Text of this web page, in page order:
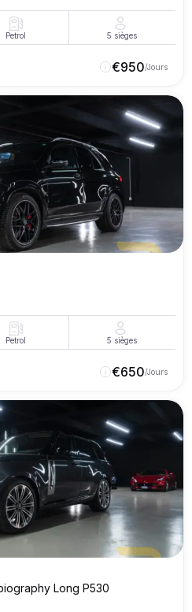
Petrol 5 sièges
€950/Jours
Petrol 5 sièges
€650/Jours
Long P530